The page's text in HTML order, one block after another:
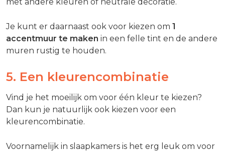
Je kunt er daarnaast ook voor kiezen om 1
accentmuur te maken in een felle tint en de andere
muren rustig te houden.
5. Een kleurencombinatie
Vind je het moeilijk om voor één kleur te kiezen?
Dan kun je natuurlijk ook kiezen voor een
kleurencombinatie.
Voornamelijk in slaapkamers is het erg leuk om voor